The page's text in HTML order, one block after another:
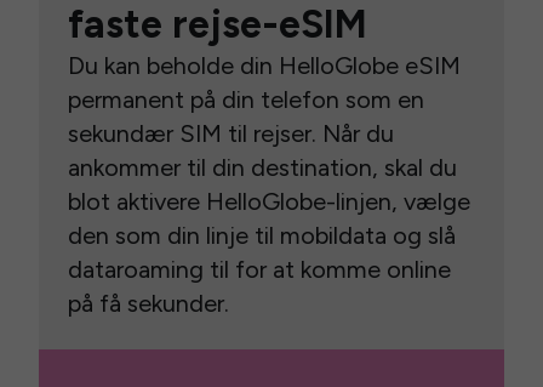
faste rejse-eSIM
Du kan beholde din HelloGlobe eSIM
permanent på din telefon som en
sekundær SIM til rejser. Når du
ankommer til din destination, skal du
blot aktivere HelloGlobe-linjen, vælge
den som din linje til mobildata og slå
dataroaming til for at komme online
på få sekunder.